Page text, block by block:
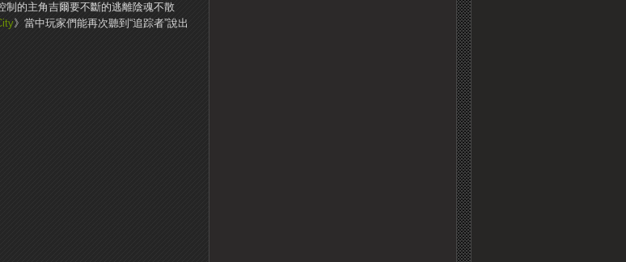
制的主角吉爾要不斷的逃離陰魂不散
》當中玩家們能再次聽到“追踪者”說出